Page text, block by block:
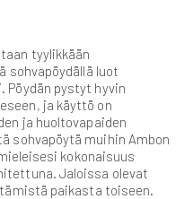
tyylikkään
sohvapöydällä luot
pystyt hyvin
ja käyttö on
ja huoltovapaiden
sohvapöytä muihin Ambon
kokonaisuus
Jaloissa olevat
paikasta toiseen.